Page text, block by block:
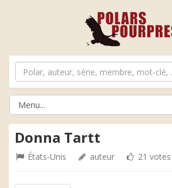
Donna Tartt
États-Unis auteur 21 votes